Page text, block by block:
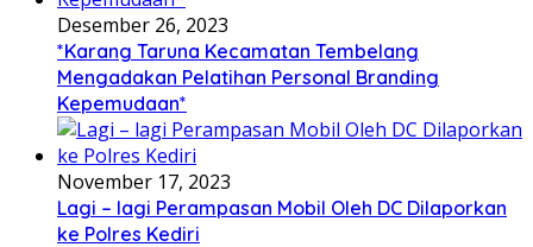
Desember 26, 2023
*Karang Taruna Kecamatan Tembelang
Mengadakan Pelatihan Personal Branding
Kepemudaan*
November 17, 2023
Lagi – lagi Perampasan Mobil Oleh DC Dilaporkan
ke Polres Kediri